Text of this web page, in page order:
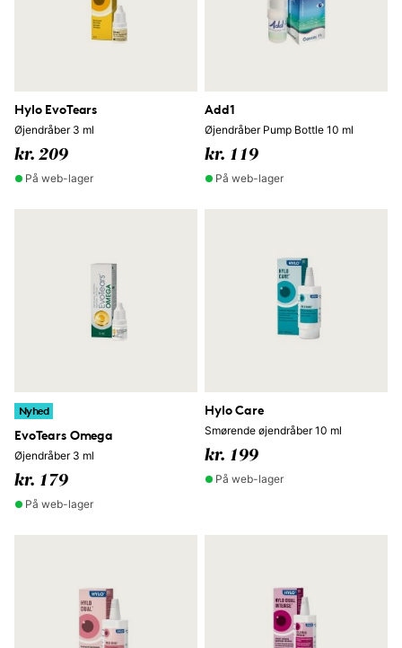
Hylo EvoTears
Øjendråber 3 ml
kr. 209
På web-lager
Add1
Øjendråber Pump Bottle 10 ml
kr. 119
På web-lager
Nyhed
EvoTears Omega
Øjendråber 3 ml
kr. 179
På web-lager
Hylo Care
Smørende øjendråber 10 ml
kr. 199
På web-lager